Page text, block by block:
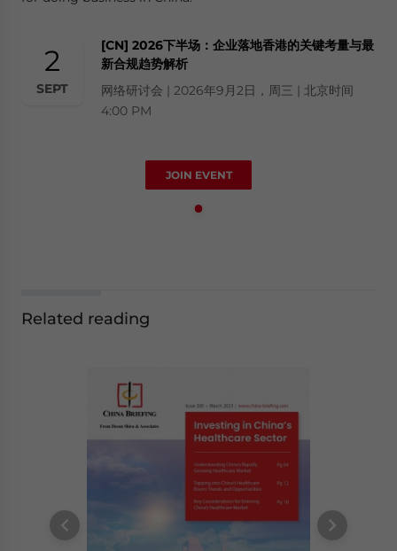
2
SEPT
[CN] 2026下半场：企业落地香港的关键考量与最
新合规趋势解析
网络研讨会 | 2026年9月2日，周三 | 北京时间
4:00 PM
JOIN EVENT
Related reading